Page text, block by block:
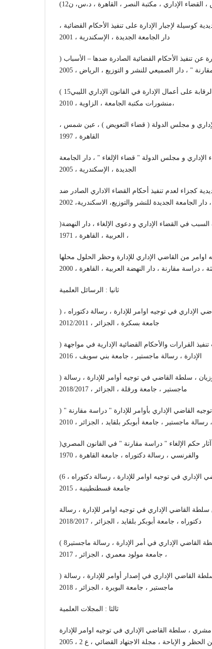
، القضاء الإداري ، مكتبة النصر ، القاهرة ، د،س، ن
كوسيلة لإجبار الإدارة على تنفيذ الأحكام القضائية ،
دار الجامعة الجديدة ، الإسكندرية ، 2001
) محمد سعيد الليثي ، امتناع الإدارة عن تنفيذ الأحكام القضائية الصادرة ضدها – الأسباب
" ، دار الصميعي للنشر و التوزيع ، الرياض ، 2005
( 15محمد عبدالله الحراري ، الرقابة على أعمال الإدارة في القانون الإداري الليبي
،منشورات مكتبة الجامعة ، الزاوية ، 2010
و مجلس الدولة ( قضاء التعويض ) ، عين شمس ،
القاهرة ، 1997
و مجلس الدولة " قضاء الإلغاء " ، دار الجامعة
الجديدة ، الإسكندرية ، 2005
كجزاء لعدم تنفيذ أحكام القضاء الاداري الصادر ضد
، دار الجامعة الجديدة للنشر والتوزيع، الاسكندرية، 2002
)عبد العال ، محمد حسنين ، فكرة السبب في القضاء الإداري و دعوى الإلغاء ، دار النهضة
العربية ، القاهرة ، 1971 ،
من القاضي الإداري للإدارة وحظر الحلول محلها
، دراسة مقارنة ، دار النهضة العربية ، القاهرة ، 2000
ثانيا : الرسائل العلمية
) آمال يعيش تمام ، سلطات القاضي الإداري في توجيه اوامر للإدارة ، رسالة دكتوراه ،
جامعة بسكرة ، الجزائر ، 2012/2011
) سعاد الهادي أبوبكر ، إشكالات تنفيذ القرارات والأحكام القضائية الإدارية في مواجهة
الإدارة ، رسالة ماجستير ، جامعة بني سويف ، 2016
) شهرزاد بوتلي ، لويزة بوزيان ، سلطة القاضي في توجيه أوامر للإدارة ، رسالة
ماجستير ، جامعة ورقلة ، الجزائر ، 2018/2017
) شهرزاد فوسطو ، مدى إمكانية توجيه القاضي الإداري بأوامر للإدارة " دراسة مقارنة "
، رسالة ماجستير ، جامعة أبوبكر بلقايد ، الجزائر ، 2010
)عبد المنعم عبد العظيم جبرة ، آثار حكم الإلغاء " دراسة مقارنة " في القانون المصري
والفرنسي ، رسالة دكتوراه ، جامعة القاهرة ، 1970
(6 كمال عبد الوهاب ، سلطة القاضي الإداري في توجيه اوامر للإدارة ، رسالة دكتوراه ،
جامعة قسطنطينية ، 2015
القاضي الإداري في توجيه اوامر للإدارة ، رسالة
دكتوراه ، جامعة أبوبكر بلقايد ، الجزائر ، 2018/2017
( 8نعيمة بوحدى ، رزيقة أيدير ، سلطة القاضي الإداري في أمر الإدارة ، رسالة ماجستير
، جامعة مولود معمري ، الجزائر ، 2017
) نهى حمدي ، سيليا ايدار ، سلطة القاضي الإداري في إصدار أوامر للإدارة ، رسالة
ماجستير ، جامعة البويرة ، الجزائر ، 2018
ثالثا : المجلات العلمية
، سلطة القاضي الإداري في توجيه اوامر للإدارة
الحظر و الإباحة ، مجلة الاجتهاد القضائي ، ع 2 ، 2005